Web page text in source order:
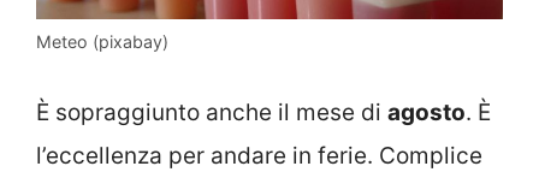
Meteo (pixabay)
È sopraggiunto anche il mese di agosto. È
l’eccellenza per andare in ferie. Complice